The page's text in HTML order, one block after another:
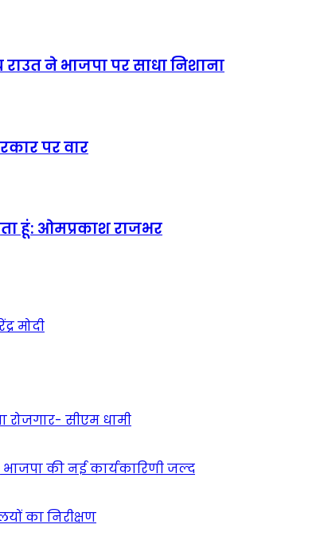
ने भाजपा पर साधा निशाना
पर वार
हूं: ओमप्रकाश राजभर
मोदी
रोजगार- सीएम धामी
की नई कार्यकारिणी जल्द
का निरीक्षण